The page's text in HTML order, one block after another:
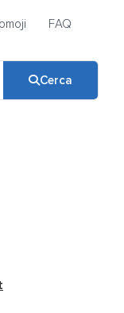
FAQ
Cerca